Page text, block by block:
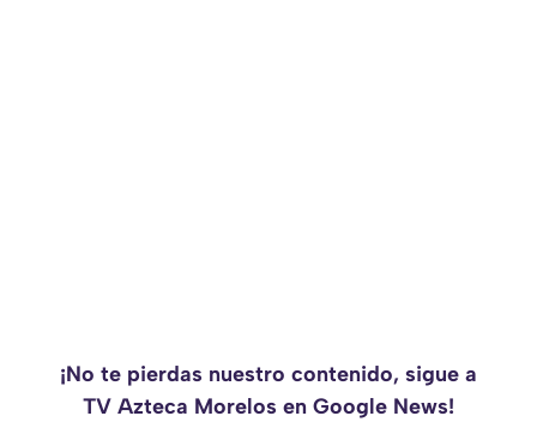
¡No te pierdas nuestro contenido, sigue a
TV Azteca Morelos en Google News!